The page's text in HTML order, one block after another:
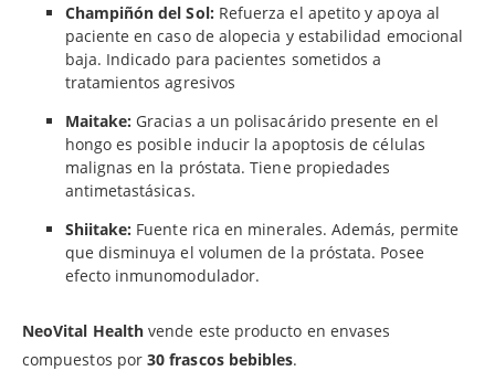
Champiñón del Sol: Refuerza el apetito y apoya al
paciente en caso de alopecia y estabilidad emocional
baja. Indicado para pacientes sometidos a
tratamientos agresivos
Maitake: Gracias a un polisacárido presente en el
hongo es posible inducir la apoptosis de células
malignas en la próstata. Tiene propiedades
antimetastásicas.
Shiitake: Fuente rica en minerales. Además, permite
que disminuya el volumen de la próstata. Posee
efecto inmunomodulador.
NeoVital Health vende este producto en envases
compuestos por30 frascos bebibles.